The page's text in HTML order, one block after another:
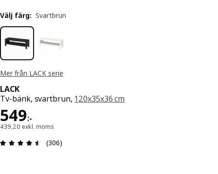
Mer från LACK serie
LACK
Tv-bänk, svartbrun, 120x35x36 cm
549:-
Pris 549:-
439,20 exkl. moms
Recension: 4.5 utav 5 stjärnor. Totalt antal
(306)
Välj färg: Svartbrun